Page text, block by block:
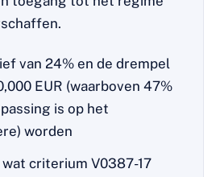
van 24% en de drempel
EUR (waarboven 47%
is op het
worden
criterium V0387-17